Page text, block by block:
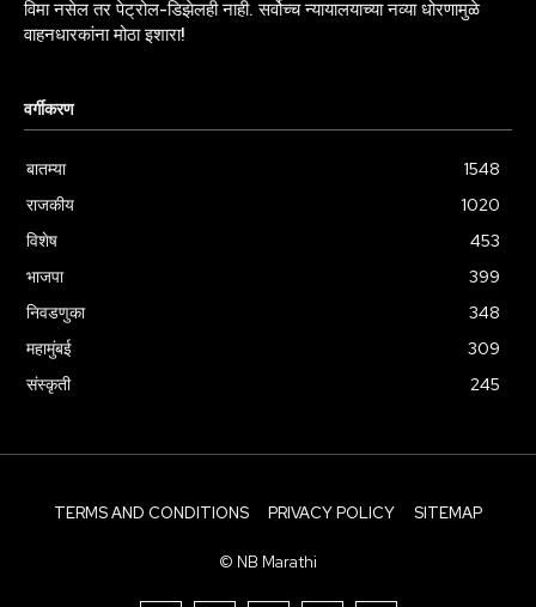
विमा नसेल तर पेट्रोल-डिझेलही नाही. सर्वोच्च न्यायालयाच्या नव्या धोरणामुळे
वाहनधारकांना मोठा इशारा!
वर्गीकरण
बातम्या
1548
राजकीय
1020
विशेष
453
भाजपा
399
निवडणुका
348
महामुंबई
309
संस्कृती
245
TERMS AND CONDITIONS PRIVACY POLICY SITEMAP
© NB Marathi